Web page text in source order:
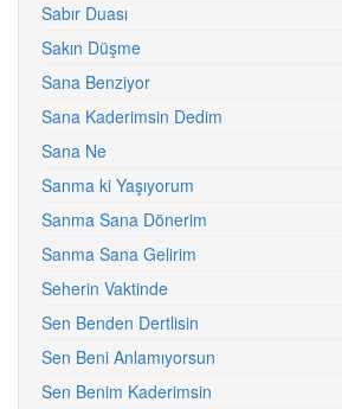
Sabır Duası
Sakın Düşme
Sana Benziyor
Sana Kaderimsin Dedim
Sana Ne
Sanma ki Yaşıyorum
Sanma Sana Dönerim
Sanma Sana Gelirim
Seherin Vaktinde
Sen Benden Dertlisin
Sen Beni Anlamıyorsun
Sen Benim Kaderimsin